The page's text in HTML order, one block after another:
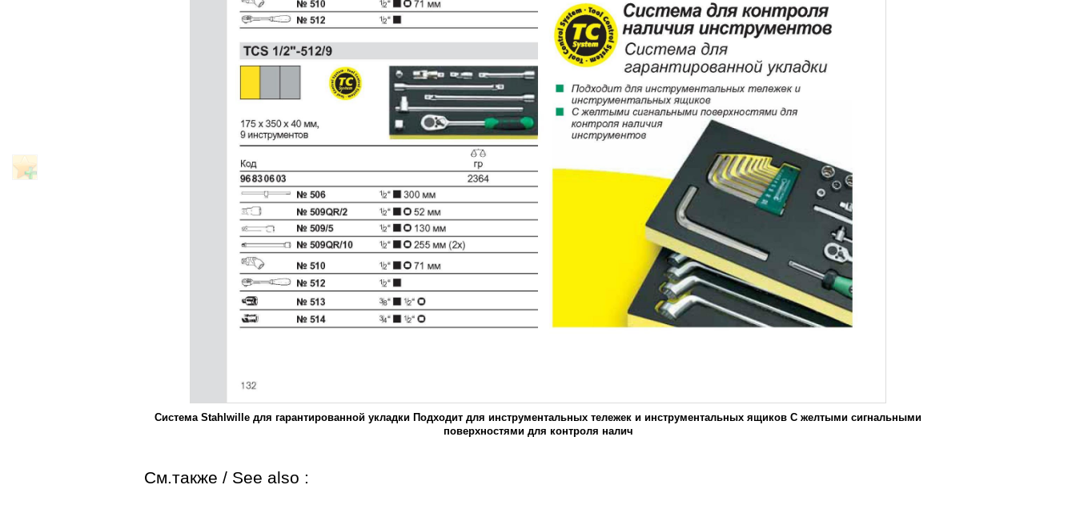
Система Stahlwille для гарантированной укладки Подходит для инструментальных тележек и инструментальных ящиков С желтыми сигнальными
поверхностями для контроля налич
См.также / See also :